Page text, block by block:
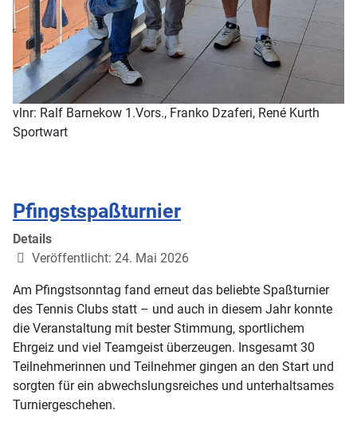
vlnr: Ralf Barnekow 1.Vors., Franko Dzaferi, René Kurth
Sportwart
Pfingstspaßturnier
Details
Veröffentlicht: 24. Mai 2026
Am Pfingstsonntag fand erneut das beliebte Spaßturnier
des Tennis Clubs statt – und auch in diesem Jahr konnte
die Veranstaltung mit bester Stimmung, sportlichem
Ehrgeiz und viel Teamgeist überzeugen. Insgesamt 30
Teilnehmerinnen und Teilnehmer gingen an den Start und
sorgten für ein abwechslungsreiches und unterhaltsames
Turniergeschehen.